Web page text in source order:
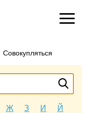
Совокупляться
Ж З И
Й